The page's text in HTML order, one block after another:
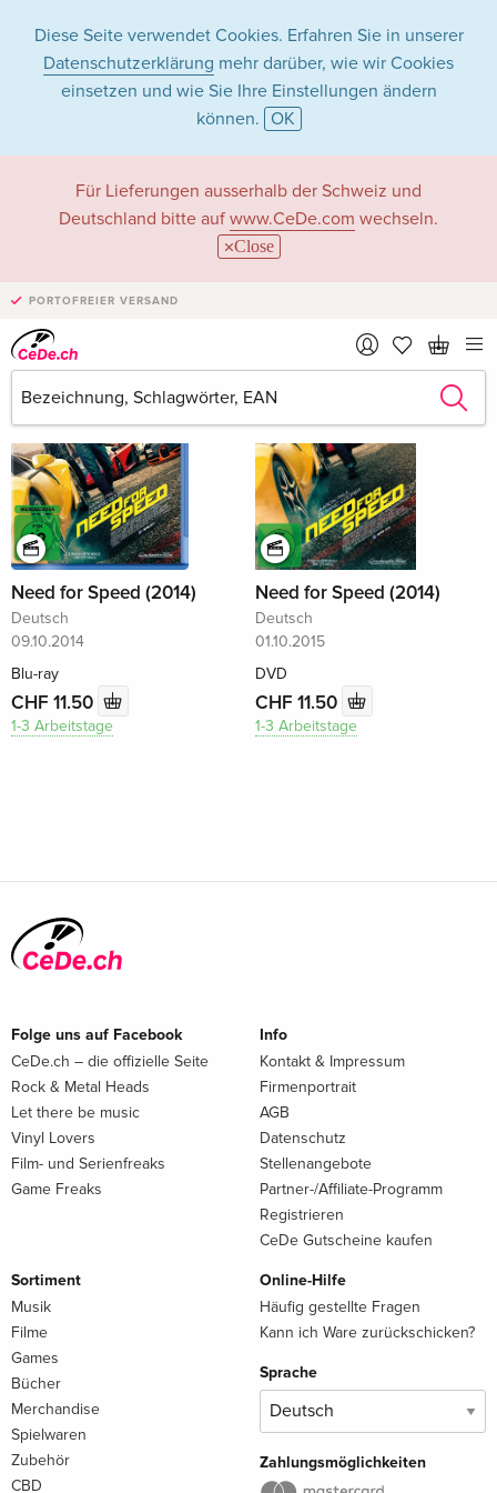
Diese Seite verwendet Cookies. Erfahren Sie in unserer
Datenschutzerklärung mehr darüber, wie wir Cookies
einsetzen und wie Sie Ihre Einstellungen ändern
können. OK
Für Lieferungen ausserhalb der Schweiz und
Deutschland bitte auf www.CeDe.com wechseln.
Close
PORTOFREIER VERSAND
Ramon Rodriguez
Ramon Rodriguez als Schauspieler/in
Alle 38 Treffer anzeigen
Need for Speed (2014)
Deutsch
09.10.2014
Blu-ray
CHF 11.50
1-3 Arbeitstage
Need for Speed (2014)
Deutsch
01.10.2015
DVD
CHF 11.50
1-3 Arbeitstage
Folge uns auf Facebook
CeDe.ch – die offizielle Seite
Rock & Metal Heads
Let there be music
Vinyl Lovers
Film- und Serienfreaks
Game Freaks
Info
Kontakt & Impressum
Firmenportrait
AGB
Datenschutz
Stellenangebote
Partner-/Affiliate-Programm
Registrieren
CeDe Gutscheine kaufen
Sortiment
Musik
Filme
Games
Bücher
Merchandise
Spielwaren
Zubehör
CBD
Online-Hilfe
Häufig gestellte Fragen
Kann ich Ware zurückschicken?
Sprache
Zahlungsmöglichkeiten